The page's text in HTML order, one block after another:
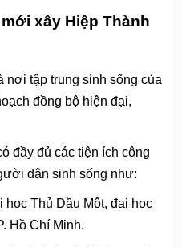
xây Hiệp Thành
nơi tập trung sinh sống của
đồng bộ hiện đại,
đầy đủ các tiện ích công
dân sinh sống như:
Thủ Dầu Một, đại học
Hồ Chí Minh.